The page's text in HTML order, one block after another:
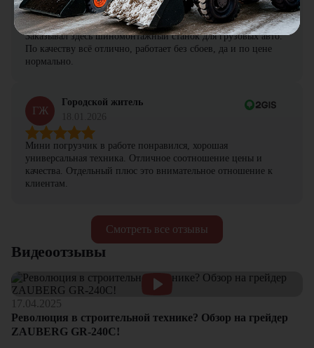
Смотреть все отзывы
19.01.2026
Заказывал здесь шиномонтажный станок для грузовых авто.
По качеству всё отлично, работает без сбоев, да и по цене
нормально.
ГЖ
Городской житель
Мини погрузчик в работе понравился, хорошая
универсальная техника. Отличное соотношение цены и
качества. Отдельный плюс это внимательное отношение к
клиентам.
Видеоотзывы
17.04.2025
Революция в строительной технике? Обзор на грейдер
ZAUBERG GR-240C!